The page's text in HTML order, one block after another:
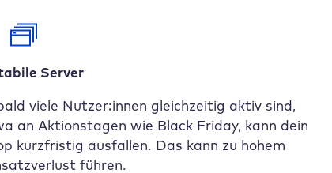
Server
viele Nutzer:innen gleichzeitig aktiv sind,
an Aktionstagen wie Black Friday, kann dein
kurzfristig ausfallen. Das kann zu hohem
führen.